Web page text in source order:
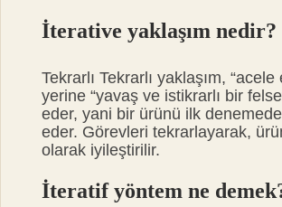
İterative yaklaşım nedir?
Tekrarlı Tekrarlı yaklaşım, “acele
yerine “yavaş ve istikrarlı bir
eder, yani bir ürünü ilk
eder. Görevleri tekrarlayarak,
olarak iyileştirilir.
İteratif yöntem ne